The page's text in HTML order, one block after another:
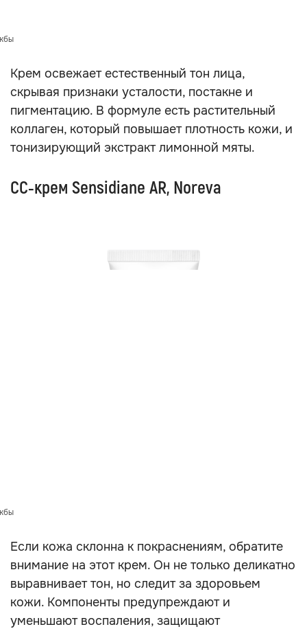
Крем освежает естественный тон лица,
скрывая признаки усталости, постакне и
пигментацию. В формуле есть растительный
коллаген, который повышает плотность кожи, и
тонизирующий экстракт лимонной мяты.
CC‑крем Sensidiane AR, Noreva
Если кожа склонна к покраснениям, обратите
внимание на этот крем. Он не только деликатно
выравнивает тон, но следит за здоровьем
кожи. Компоненты предупреждают и
уменьшают воспаления, защищают